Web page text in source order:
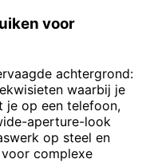
voor
achtergrond:
waarbij je
je op een telefoon,
aperture-look
op steel en
complexe